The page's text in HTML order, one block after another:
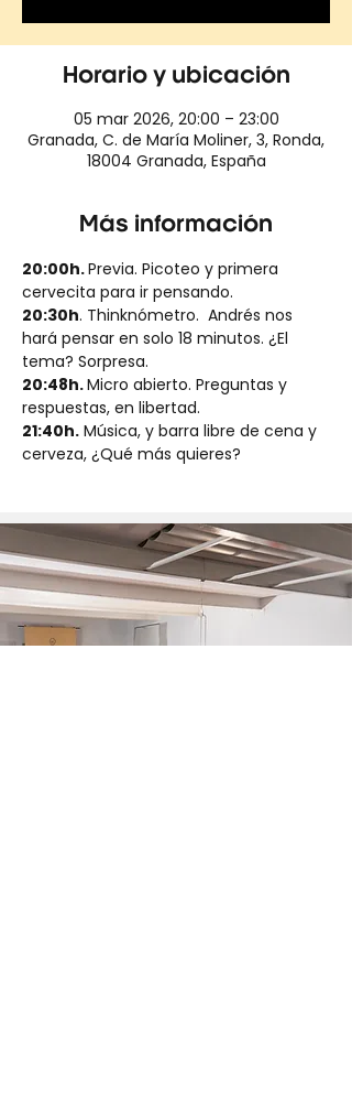
Horario y ubicación
05 mar 2026, 20:00 – 23:00
Granada, C. de María Moliner, 3, Ronda,
18004 Granada, España
Más información
20:00h. Previa. Picoteo y primera
cervecita para ir pensando.
20:30h. Thinknómetro.  Andrés nos
hará pensar en solo 18 minutos. ¿El
tema? Sorpresa.
20:48h. Micro abierto. Preguntas y
respuestas, en libertad.
21:40h. Música, y barra libre de cena y
cerveza, ¿Qué más quieres?